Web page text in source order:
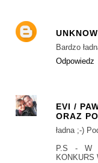
Bardzo
Odpowiedz
EVI /
ORAZ
ładna ;-)
P.S - W
KONKURS